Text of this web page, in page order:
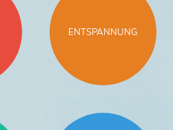
ENTSPANNUNG